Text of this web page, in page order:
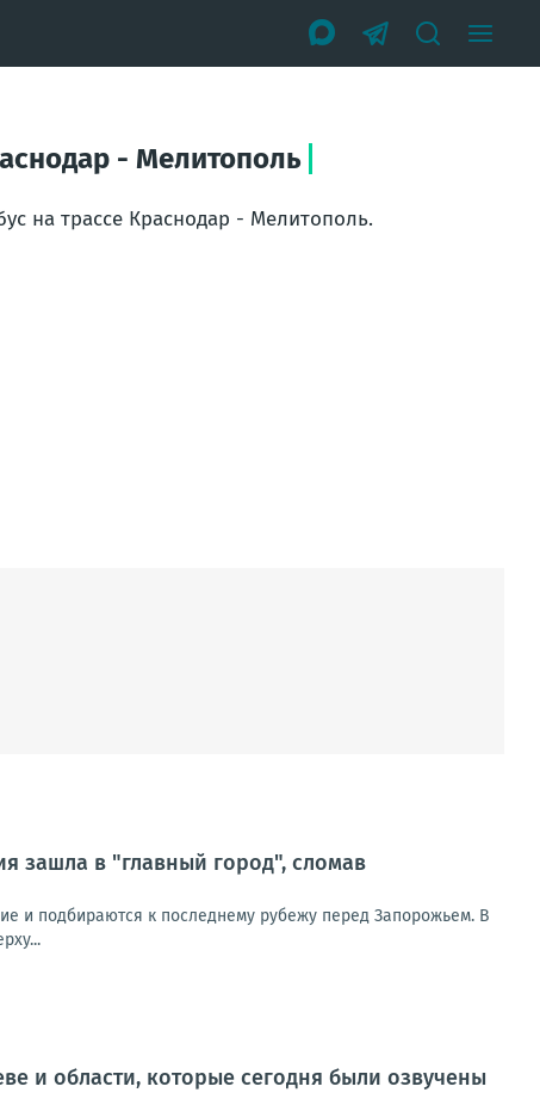
- Мелитополь
на трассе Краснодар - Мелитополь.
зашла в "главный город", сломав
и подбираются к последнему рубежу перед Запорожьем. В
и области, которые сегодня были озвучены